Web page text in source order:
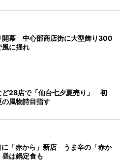
開幕 中心部商店街に大型飾り300
風に揺れ
ど28店で「仙台七夕夏売り」 初
風物詩目指す
「赤から」新店 うま辛の「赤か
は鍋定食も